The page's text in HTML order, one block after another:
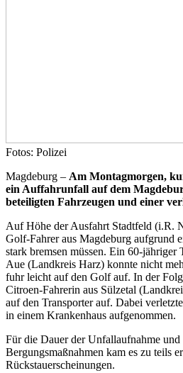
Fotos: Polizei
Magdeburg – Am Montagmorgen,
ein Auffahrunfall auf dem
beteiligten Fahrzeugen und einer
Auf Höhe der Ausfahrt Stadtfeld (i.R.
Golf-Fahrer aus Magdeburg aufgrund
stark bremsen müssen. Ein 60-jähriger
Aue (Landkreis Harz) konnte nicht
fuhr leicht auf den Golf auf. In der
Citroen-Fahrerin aus Sülzetal
auf den Transporter auf. Dabei
in einem Krankenhaus aufgenommen.
Für die Dauer der Unfallaufnahme und
Bergungsmaßnahmen kam es zu teils
Rückstauerscheinungen.